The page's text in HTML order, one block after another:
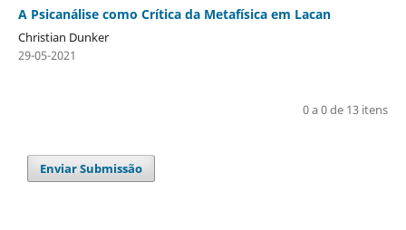
A Psicanálise como Crítica da Metafísica em Lacan
Christian Dunker
29-05-2021
0 a 0 de 13 itens
Enviar Submissão